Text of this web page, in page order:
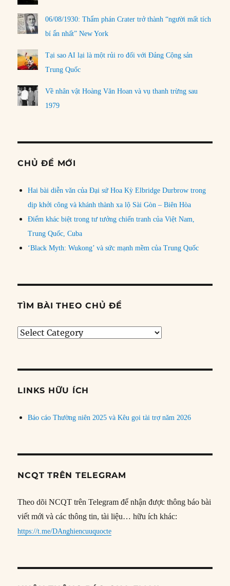
06/08/1930: Thẩm phán Crater trở thành “người mất tích
bí ẩn nhất” New York
Tại sao AI lại là một rủi ro đối với Đảng Cộng sản
Trung Quốc
Về nhân vật Hoàng Văn Hoan và vụ thanh trừng sau
1979
CHỦ ĐỀ MỚI
Hai bài diễn văn của Đại sứ Hoa Kỳ Elbridge Durbrow trong
dịp khởi công và khánh thành xa lộ Sài Gòn – Biên Hòa
Điểm khác biệt trong tư tưởng chiến tranh của Việt Nam,
Trung Quốc, Cuba
‘Black Myth: Wukong’ và sức mạnh mềm của Trung Quốc
TÌM BÀI THEO CHỦ ĐỀ
Tìm
đề
LINKS HỮU ÍCH
Báo cáo Thường niên 2025 và Kêu gọi tài trợ năm 2026
NCQT TRÊN TELEGRAM
Theo dõi NCQT trên Telegram để nhận được thông báo bài
viết mới và các thông tin, tài liệu… hữu ích khác:
https://t.me/DAnghiencuuquocte